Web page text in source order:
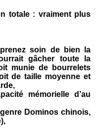
totale : vraiment plus
soin de bien la
gâcher toute la
munie de bourrelets
de taille moyenne et
mémorielle d’au
Dominos chinois,